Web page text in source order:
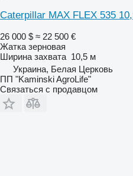
Caterpillar MAX FLEX 535
26 000 $ ≈ 22 500 €
Жатка зерновая
Ширина захвата 10,5 м
Украина, Белая Церковь
ПП "Kaminski AgroLife"
Связаться с продавцом